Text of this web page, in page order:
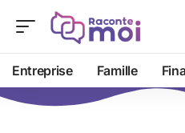
Entreprise Famille